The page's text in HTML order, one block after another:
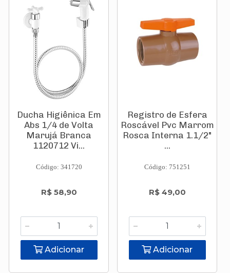
Ducha Higiênica Em
Abs 1/4 de Volta
Marujá Branca
1120712 Vi...
Código: 341720
R$ 58,90
Adicionar
Registro de Esfera
Roscável Pvc Marrom
Rosca Interna 1.1/2"
...
Código: 751251
R$ 49,00
Adicionar